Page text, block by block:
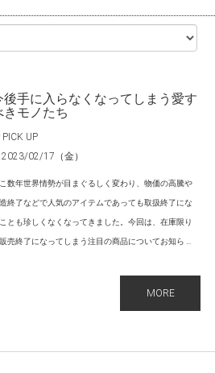
後手に入らなくなってしまう愛す
きモノたち
PICK UP
2023/02/17（金）
数年世界情勢が目まぐるしく変わり、物価の高騰や
終了などで人気のアイテムであっても取扱終了にな
とも珍しくなくなってきました。今回は、在庫限り
売終了になってしまう注目の商品についてお知ら ...
MORE